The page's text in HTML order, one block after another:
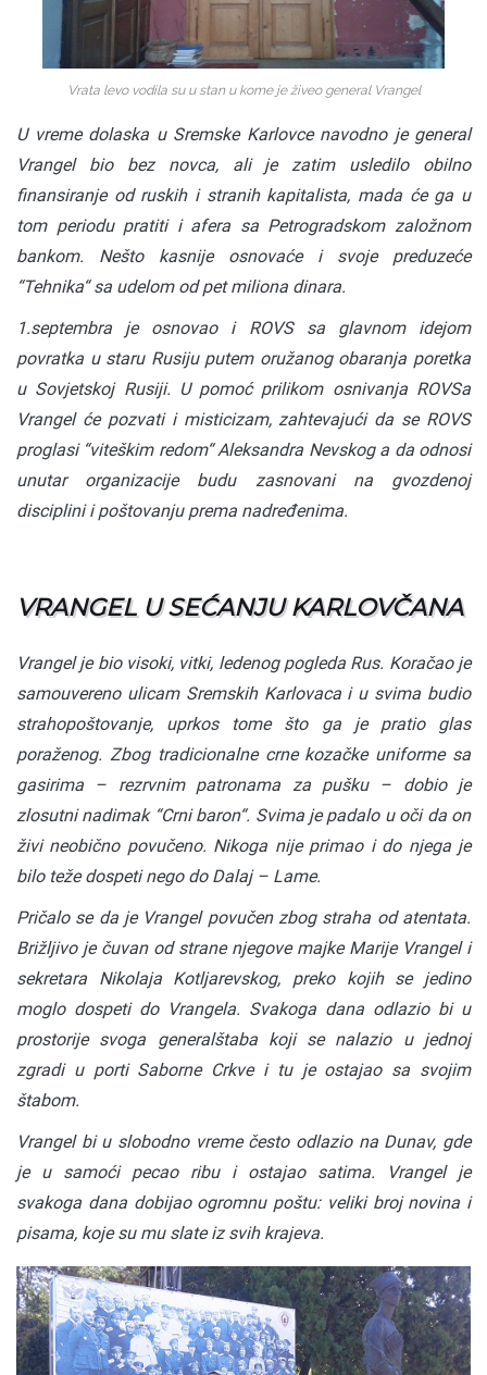
Vrata levo vodila su u stan u kome je živeo general Vrangel
U vreme dolaska u Sremske Karlovce navodno je general
Vrangel bio bez novca, ali je zatim usledilo obilno
finansiranje od ruskih i stranih kapitalista, mada će ga u
tom periodu pratiti i afera sa Petrogradskom založnom
bankom. Nešto kasnije osnovaće i svoje preduzeće
“Tehnika“ sa udelom od pet miliona dinara.
1.septembra je osnovao i ROVS sa glavnom idejom
povratka u staru Rusiju putem oružanog obaranja poretka
u Sovjetskoj Rusiji. U pomoć prilikom osnivanja ROVSa
Vrangel će pozvati i misticizam, zahtevajući da se ROVS
proglasi “viteškim redom“ Aleksandra Nevskog a da odnosi
unutar organizacije budu zasnovani na gvozdenoj
disciplini i poštovanju prema nadređenima.
VRANGEL U SEĆANJU KARLOVČANA
Vrangel je bio visoki, vitki, ledenog pogleda Rus. Koračao je
samouvereno ulicam Sremskih Karlovaca i u svima budio
strahopoštovanje, uprkos tome što ga je pratio glas
poraženog. Zbog tradicionalne crne kozačke uniforme sa
gasirima – rezrvnim patronama za pušku – dobio je
zlosutni nadimak “Crni baron“. Svima je padalo u oči da on
živi neobično povučeno. Nikoga nije primao i do njega je
bilo teže dospeti nego do Dalaj – Lame.
Pričalo se da je Vrangel povučen zbog straha od atentata.
Brižljivo je čuvan od strane njegove majke Marije Vrangel i
sekretara Nikolaja Kotljarevskog, preko kojih se jedino
moglo dospeti do Vrangela. Svakoga dana odlazio bi u
prostorije svoga generalštaba koji se nalazio u jednoj
zgradi u porti Saborne Crkve i tu je ostajao sa svojim
štabom.
Vrangel bi u slobodno vreme često odlazio na Dunav, gde
je u samoći pecao ribu i ostajao satima. Vrangel je
svakoga dana dobijao ogromnu poštu: veliki broj novina i
pisama, koje su mu slate iz svih krajeva.